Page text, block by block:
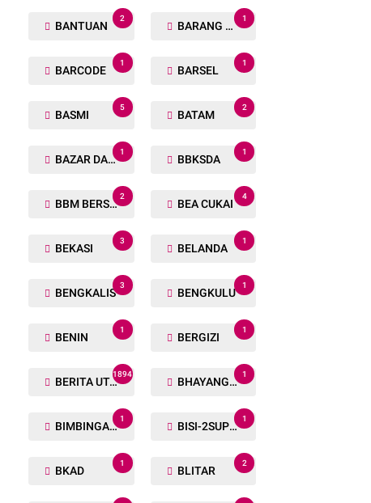
BANTUAN
2
BARANG TUAKA
1
BARCODE
1
BARSEL
1
BASMI
5
BATAM
2
BAZAR DAN BAKSOS RAMADHAN
1
BBKSDA
1
BBM BERSUBSIDI
2
BEA CUKAI
4
BEKASI
3
BELANDA
1
BENGKALIS
3
BENGKULU
1
BENIN
1
BERGIZI
1
BERITA UTAMA
1894
BHAYANGKARA RUN
1
BIMBINGAN ROHANI
1
BISI-2SUPER
1
BKAD
1
BLITAR
2